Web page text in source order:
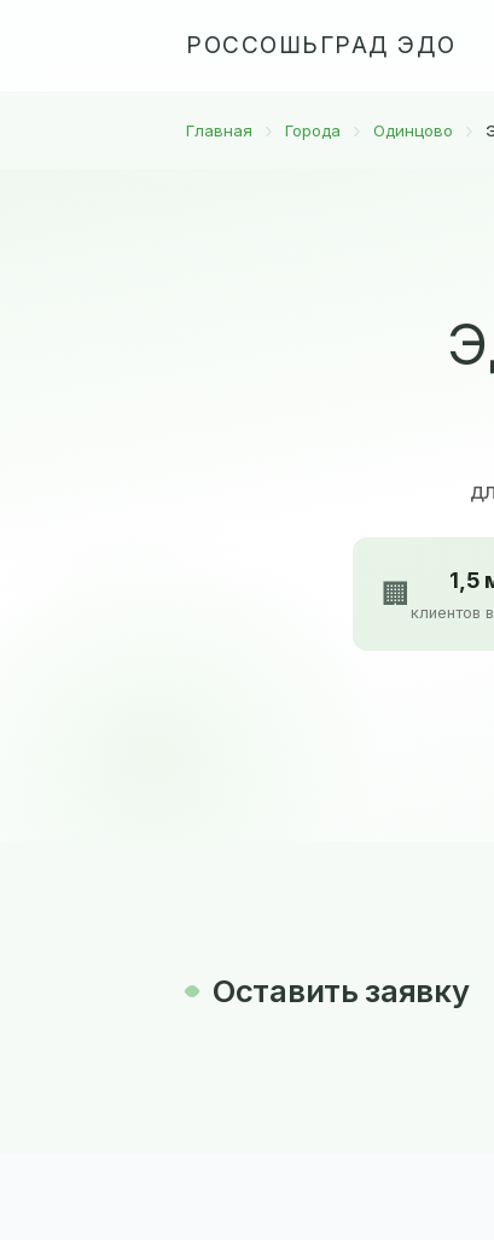
РОССОШЬГРАД ЭДО
Главная Города Одинцово
🏢 1,5
клиентов
Оставить заявку